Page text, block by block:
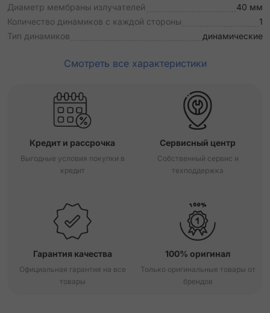
Диаметр мембраны излучателей
40 мм
Количество динамиков с каждой стороны
1
Тип динамиков
динамические
Смотреть все характеристики
Кредит и рассрочка
Выгодные условия покупки в
кредит
Сервисный центр
Собственный сервис и
техподдержка
Гарантия качества
Официальная гарантия на все
товары
100% оригинал
Только оригинальные товары от
брендов